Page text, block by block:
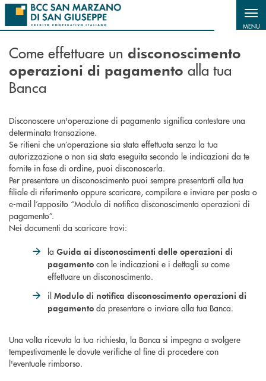
Salta al contenuto principale
MENU
Come effettuare un disconoscimento
operazioni di pagamento alla tua
Banca
Disconoscere un'operazione di pagamento significa contestare una
determinata transazione.
Se ritieni che un’operazione sia stata effettuata senza la tua
autorizzazione o non sia stata eseguita secondo le indicazioni da te
fornite in fase di ordine, puoi disconoscerla.
Per presentare un disconoscimento puoi sempre presentarti alla tua
filiale di riferimento oppure scaricare, compilare e inviare per posta o
e-mail l’apposito “Modulo di notifica disconoscimento operazioni di
pagamento”.
Nei documenti da scaricare trovi:
la Guida ai disconoscimenti delle operazioni di
pagamento con le indicazioni e i dettagli su come
effettuare un disconoscimento.
il Modulo di notifica disconoscimento operazioni di
pagamento da presentare o inviare alla tua Banca.
Una volta ricevuta la tua richiesta, la Banca si impegna a svolgere
tempestivamente le dovute verifiche al fine di procedere con
l'eventuale rimborso.